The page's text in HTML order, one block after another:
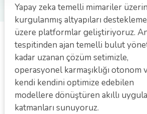
Yapay zeka temelli mimariler
kurgulanmış altyapıları
üzere platformlar geliştiriyoruz.
tespitinden ajan temelli bulut
kadar uzanan çözüm setimizle,
operasyonel karmaşıklığı otonom
kendi kendini optimize edebilen
modellere dönüştüren akıllı
katmanları sunuyoruz.